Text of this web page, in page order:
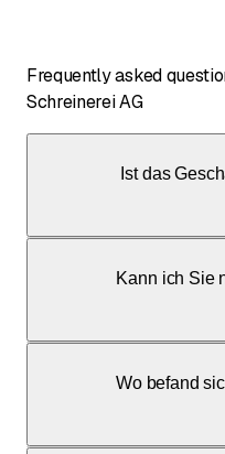
Frequently asked
Schreinerei AG
Ist das
am 30.11.2023 eingestellt.
Kann ich Sie
Wo befand